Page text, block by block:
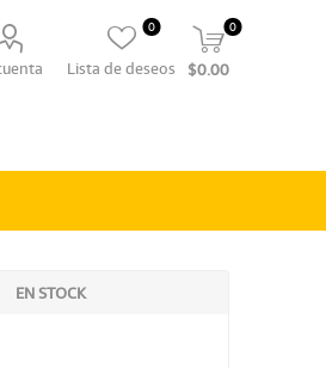
Lista de deseos
0 0
$0.00
EN STOCK